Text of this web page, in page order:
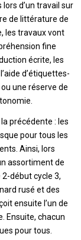
d’un travail sur
de littérature de
les travaux vont
fine
écrite, les
d’étiquettes-
une réserve de
précédente : les
pour tous les
Ainsi, lors
assortiment de
début cycle 3,
rusé et des
ensuite l’un de
Ensuite, chacun
pour tous.